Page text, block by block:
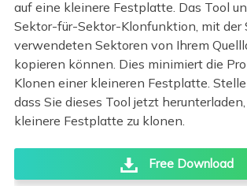
auf eine kleinere Festplatte. Das Tool
Sektor-für-Sektor-Klonfunktion, mit der
verwendeten Sektoren von Ihrem
kopieren können. Dies minimiert die
Klonen einer kleineren Festplatte.
dass Sie dieses Tool jetzt
kleinere Festplatte zu klonen.
Free Download